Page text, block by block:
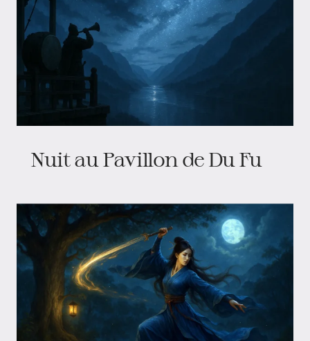
Nuit au Pavillon de Du Fu